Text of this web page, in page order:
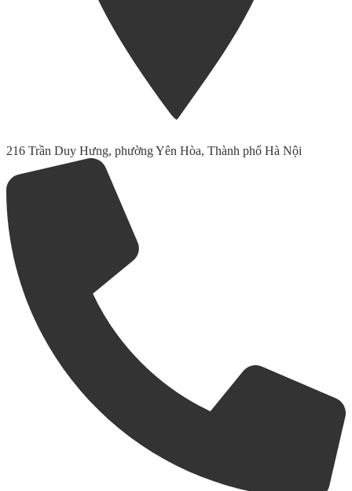
216 Trần Duy Hưng, phường Yên Hòa, Thành phố Hà Nội